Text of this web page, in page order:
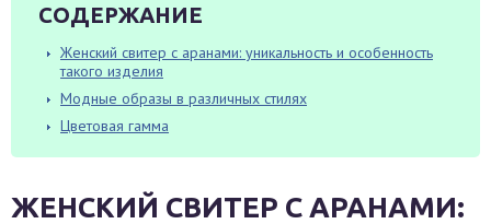
СОДЕРЖАНИЕ
Женский свитер с аранами: уникальность и особенность
такого изделия
Модные образы в различных стилях
Цветовая гамма
ЖЕНСКИЙ СВИТЕР С АРАНАМИ: